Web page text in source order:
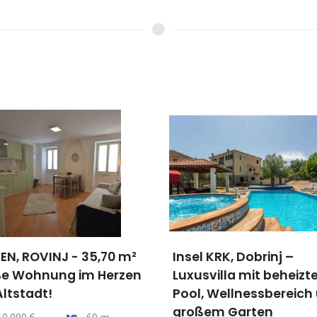
KRK, Dobrinj –
mit beheiztem
Wellnessbereich und
Garten
Grundstück Kukljica,
759m2
Preis pro m2
125 €/m²